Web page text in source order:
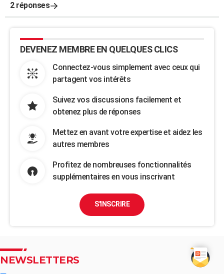
2 réponses
DEVENEZ MEMBRE EN QUELQUES CLICS
Connectez-vous simplement avec ceux qui
partagent vos intérêts
Suivez vos discussions facilement et
obtenez plus de réponses
Mettez en avant votre expertise et aidez les
autres membres
Profitez de nombreuses fonctionnalités
supplémentaires en vous inscrivant
S'INSCRIRE
NEWSLETTERS